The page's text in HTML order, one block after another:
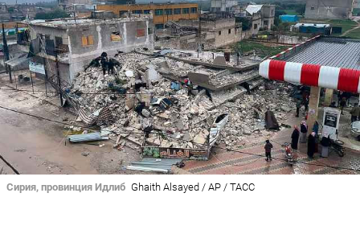
Сирия, провинция Идлиб Ghaith Alsayed / AP / ТАСС